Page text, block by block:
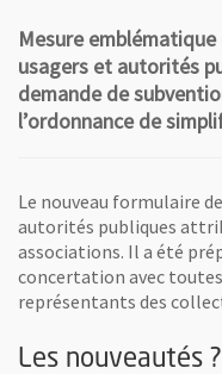
Mesure
usagers et autorités
demande de
l’ordonnance de
Le nouveau formulaire
autorités publiques
associations. Il a été
concertation avec
représentants des
Les nouveautés ?